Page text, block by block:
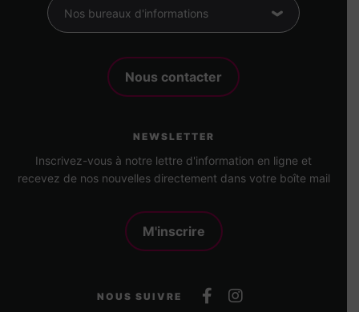
Nos bureaux d'informations
Nous contacter
NEWSLETTER
Inscrivez-vous à notre lettre d'information en ligne et
recevez de nos nouvelles directement dans votre boîte mail
M'inscrire
NOUS SUIVRE
Suivez-Suivez-